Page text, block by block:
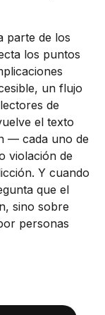
parte de los
los puntos
un flujo
de
el texto
— cada uno de
violación de
Y cuando
que el
sino sobre
personas